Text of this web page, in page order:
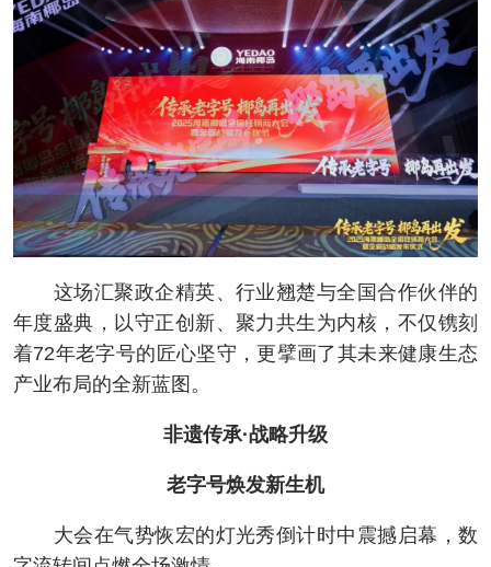
这场汇聚政企精英、行业翘楚与全国合作伙伴的
年度盛典，以守正创新、聚力共生为内核，不仅镌刻
着72年老字号的匠心坚守，更擘画了其未来健康生态
产业布局的全新蓝图。
非遗传承·战略升级
老字号焕发新生机
大会在气势恢宏的灯光秀倒计时中震撼启幕，数